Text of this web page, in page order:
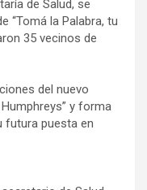
de Salud, se
“Tomá la Palabra, tu
35 vecinos de
del nuevo
y forma
futura puesta en